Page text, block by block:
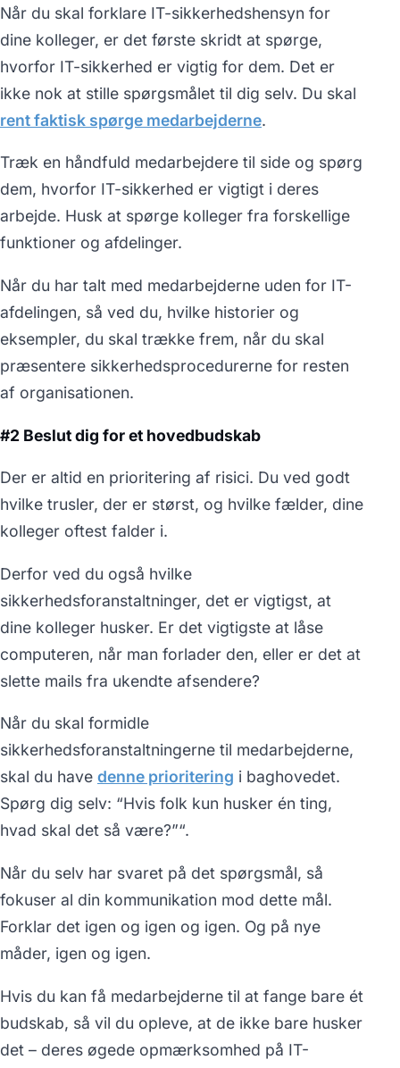
Når du skal forklare IT-sikkerhedshensyn for
dine kolleger, er det første skridt at spørge,
hvorfor IT-sikkerhed er vigtig for dem. Det er
ikke nok at stille spørgsmålet til dig selv. Du skal
rent faktisk spørge medarbejderne.
Træk en håndfuld medarbejdere til side og spørg
dem, hvorfor IT-sikkerhed er vigtigt i deres
arbejde. Husk at spørge kolleger fra forskellige
funktioner og afdelinger.
Når du har talt med medarbejderne uden for IT-
afdelingen, så ved du, hvilke historier og
eksempler, du skal trække frem, når du skal
præsentere sikkerhedsprocedurerne for resten
af organisationen.
#2 Beslut dig for et hovedbudskab
Der er altid en prioritering af risici. Du ved godt
hvilke trusler, der er størst, og hvilke fælder, dine
kolleger oftest falder i.
Derfor ved du også hvilke
sikkerhedsforanstaltninger, det er vigtigst, at
dine kolleger husker. Er det vigtigste at låse
computeren, når man forlader den, eller er det at
slette mails fra ukendte afsendere?
Når du skal formidle
sikkerhedsforanstaltningerne til medarbejderne,
skal du have denne prioritering i baghovedet.
Spørg dig selv: “Hvis folk kun husker én ting,
hvad skal det så være?”“.
Når du selv har svaret på det spørgsmål, så
fokuser al din kommunikation mod dette mål.
Forklar det igen og igen og igen. Og på nye
måder, igen og igen.
Hvis du kan få medarbejderne til at fange bare ét
budskab, så vil du opleve, at de ikke bare husker
det – deres øgede opmærksomhed på IT-